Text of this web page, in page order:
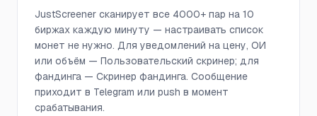
JustScreener сканирует все 4000+ пар на 10
биржах каждую минуту — настраивать список
монет не нужно. Для уведомлений на цену, ОИ
или объём — Пользовательский скринер; для
фандинга — Скринер фандинга. Сообщение
приходит в Telegram или push в момент
срабатывания.